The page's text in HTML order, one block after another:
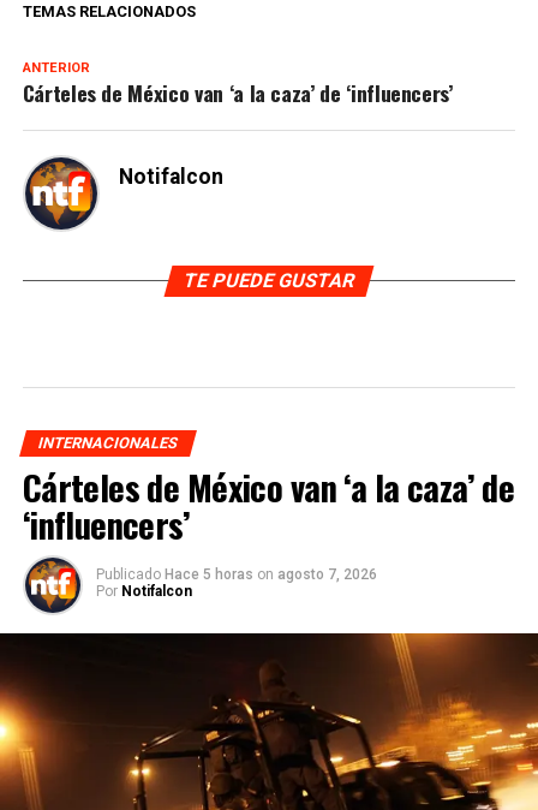
TEMAS RELACIONADOS
ANTERIOR
Cárteles de México van ‘a la caza’ de ‘influencers’
Notifalcon
TE PUEDE GUSTAR
INTERNACIONALES
Cárteles de México van ‘a la caza’ de
‘influencers’
Publicado Hace 5 horas on agosto 7, 2026
Por Notifalcon